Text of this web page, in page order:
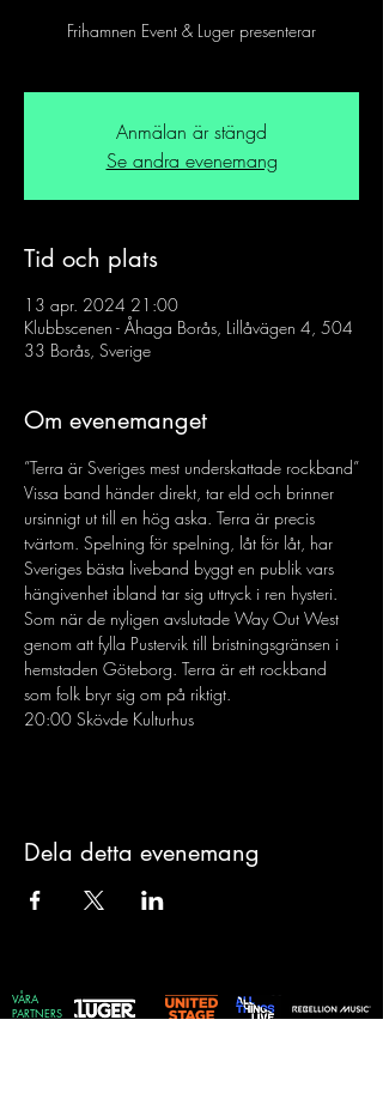
Frihamnen Event & Luger presenterar
Anmälan är stängd
Se andra evenemang
Tid och plats
13 apr. 2024 21:00
Klubbscenen - Åhaga Borås, Lillåvägen 4, 504
33 Borås, Sverige
Om evenemanget
”Terra är Sveriges mest underskattade rockband”
Vissa band händer direkt, tar eld och brinner
ursinnigt ut till en hög aska. Terra är precis
tvärtom. Spelning för spelning, låt för låt, har
Sveriges bästa liveband byggt en publik vars
hängivenhet ibland tar sig uttryck i ren hysteri.
Som när de nyligen avslutade Way Out West
genom att fylla Pustervik till bristningsgränsen i
hemstaden Göteborg. Terra är ett rockband
som folk bryr sig om på riktigt.
20:00 Skövde Kulturhus
Dela detta evenemang
VÅRA
PARTNERS